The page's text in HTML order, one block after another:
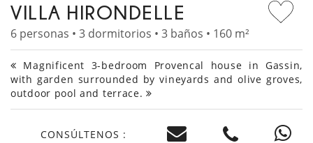
VILLA HIRONDELLE
6 personas • 3 dormitorios • 3 baños • 160 m²
Magnificent 3-bedroom Provencal house in Gassin,
with garden surrounded by vineyards and olive groves,
outdoor pool and terrace.
CONSÚLTENOS :